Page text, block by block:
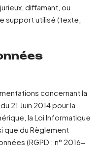
diffamant, ou
support utilisé (texte,
concernant la
21 Juin 2014 pour la
la Loi Informatique
que du Règlement
(RGPD : n° 2016-